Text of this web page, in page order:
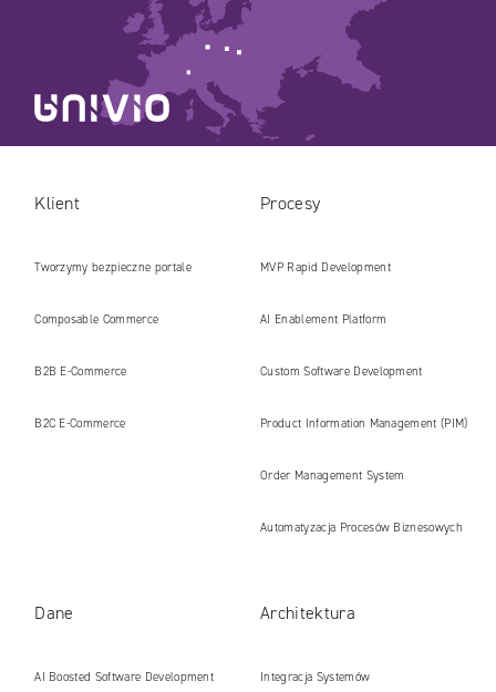
Klient
Tworzymy bezpieczne portale
internetowe i platformy gotowe na erę
AI
Composable Commerce
B2B E‑Commerce
B2C E‑Commerce
Procesy
MVP Rapid Development
AI Enablement Platform
Custom Software Development
Product Information Management (PIM)
Order Management System
Automatyzacja Procesów Biznesowych
Dane
AI Boosted Software Development
Architektura
Integracja Systemów